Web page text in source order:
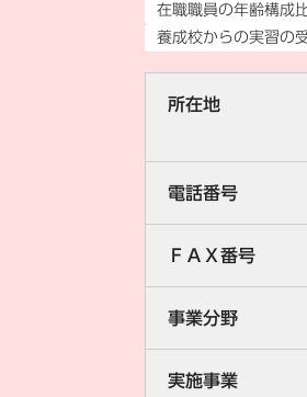
在職職員の年齢構成
養成校からの実習の
所在地
電話番号
ＦＡＸ番号
事業分野
実施事業